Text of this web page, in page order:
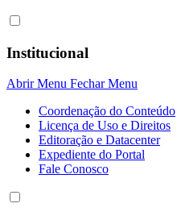
Institucional
Abrir Menu Fechar Menu
Coordenação do Conteúdo
Licença de Uso e Direitos
Editoração e Datacenter
Expediente do Portal
Fale Conosco